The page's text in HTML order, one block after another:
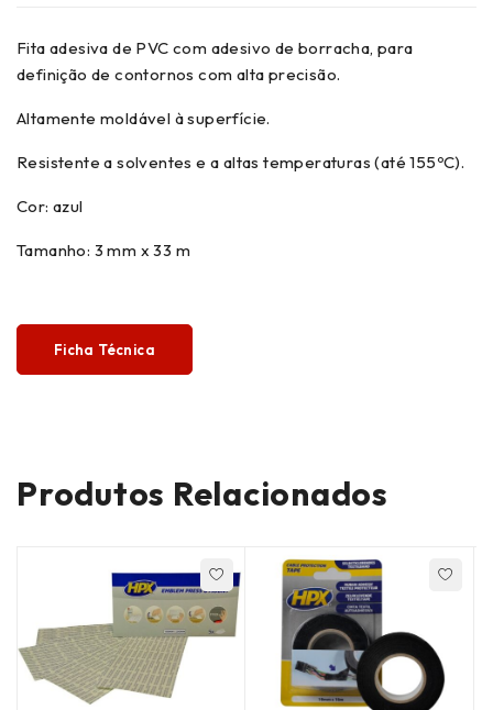
Fita adesiva de PVC com adesivo de borracha, para
definição de contornos com alta precisão.
Altamente moldável à superfície.
Resistente a solventes e a altas temperaturas (até 155ºC).
Cor: azul
Tamanho: 3 mm x 33 m
Ficha Técnica
Produtos Relacionados